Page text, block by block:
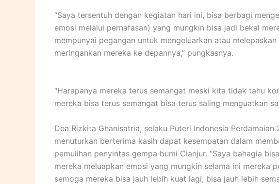
“Saya tersentuh dengan kegiatan hari ini, bisa berbagi
emosi melalui pernafasan) yang mungkin bisa jadi bekal
mempunyai pegangan untuk mengeluarkan atau
meringankan mereka ke depannya,” pungkasnya.
“Harapanya mereka terus semangat meski kita tidak tahu
mereka bisa terus semangat bisa terus saling menguatkan
Dea Rizkita Ghanisatria, selaku Puteri Indonesia
menuturkan berterima kasih dapat kesempatan dalam
pemulihan penyintas gempa bumi Cianjur. “Saya bahagia
mereka meluapkan emosi yang mungkin selama ini mereka
semoga mereka bisa jauh lebih kuat lagi, bisa jauh lebih